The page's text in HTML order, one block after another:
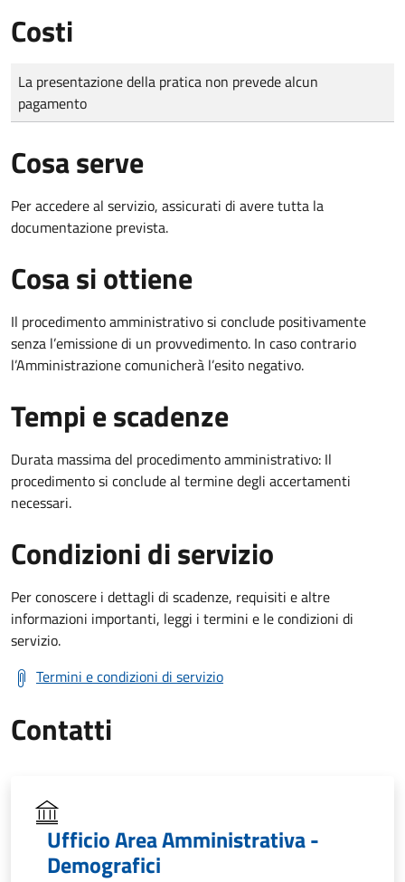
Costi
Tipo di pagamento
Importo
La presentazione della pratica non prevede alcun
pagamento
Cosa serve
Per accedere al servizio, assicurati di avere tutta la
documentazione prevista.
Cosa si ottiene
Il procedimento amministrativo si conclude positivamente
senza l’emissione di un provvedimento. In caso contrario
l’Amministrazione comunicherà l’esito negativo.
Tempi e scadenze
Durata massima del procedimento amministrativo: Il
procedimento si conclude al termine degli accertamenti
necessari.
Condizioni di servizio
Per conoscere i dettagli di scadenze, requisiti e altre
informazioni importanti, leggi i termini e le condizioni di
servizio.
Termini e condizioni di servizio
Contatti
Ufficio Area Amministrativa -
Demografici